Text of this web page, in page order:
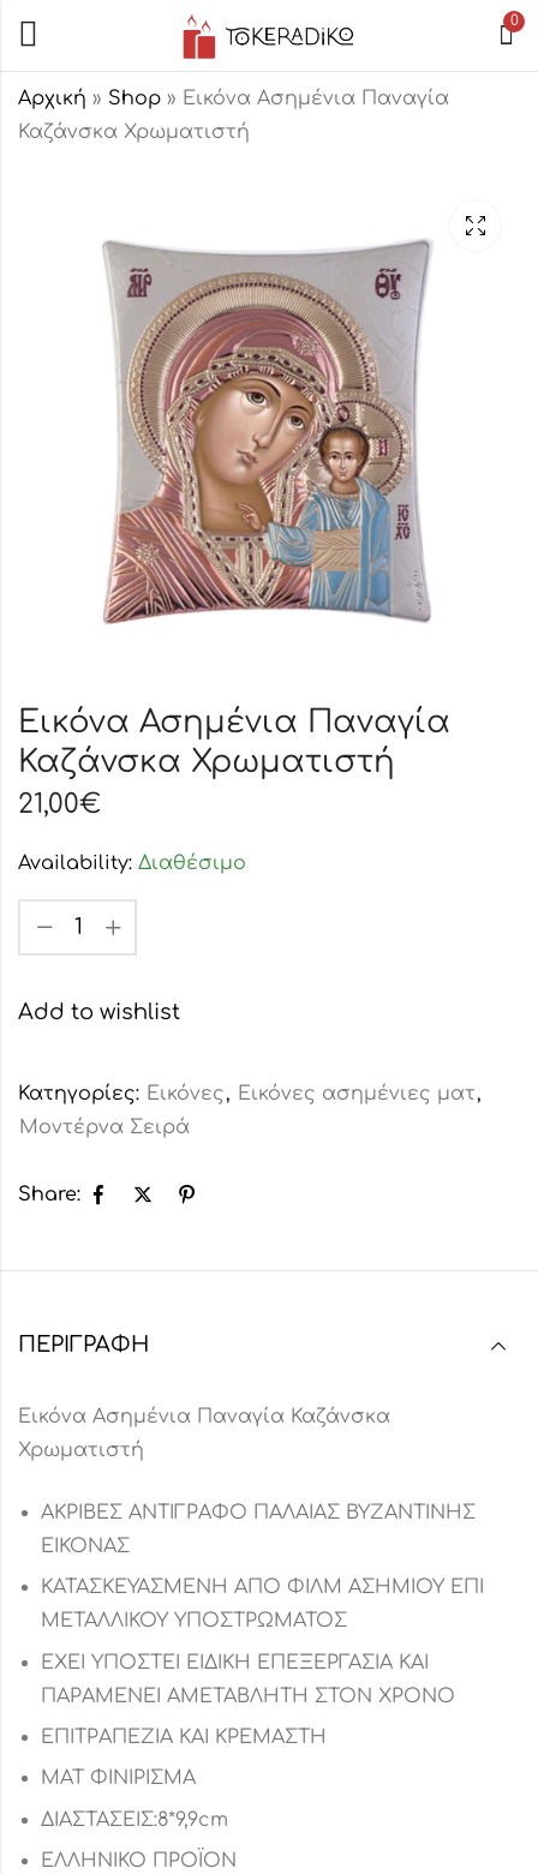
0
Αρχική » Shop » Εικόνα Ασημένια Παναγία
Καζάνσκα Χρωματιστή
34,00€
Χρωματιστή
21,00
Εικόνα Ασημένια Παναγία
Καζάνσκα Χρωματιστή
21,00€
Availability: Διαθέσιμο
Add to wishlist
Κατηγορίες: Εικόνες, Εικόνες ασημένιες ματ,
Μοντέρνα Σειρά
Share:
ΠΕΡΙΓΡΑΦΉ
Εικόνα Ασημένια Παναγία Καζάνσκα
Χρωματιστή
ΑΚΡΙΒΕΣ ΑΝΤΙΓΡΑΦΟ ΠΑΛΑΙΑΣ ΒΥΖΑΝΤΙΝΗΣ
ΕΙΚΟΝΑΣ
ΚΑΤΑΣΚΕΥΑΣΜΕΝΗ ΑΠΟ ΦΙΛΜ ΑΣΗΜΙΟΥ ΕΠΙ
ΜΕΤΑΛΛΙΚΟΥ ΥΠΟΣΤΡΩΜΑΤΟΣ
ΕΧΕΙ ΥΠΟΣΤΕΙ ΕΙΔΙΚΗ ΕΠΕΞΕΡΓΑΣΙΑ ΚΑΙ
ΠΑΡΑΜΕΝΕΙ ΑΜΕΤΑΒΛΗΤΗ ΣΤΟΝ ΧΡΟΝΟ
ΕΠΙΤΡΑΠΕΖΙΑ ΚΑΙ ΚΡΕΜΑΣΤΗ
ΜΑΤ ΦΙΝΙΡΙΣΜΑ
ΔΙΑΣΤΑΣΕΙΣ:8*9,9cm
ΕΛΛΗΝΙΚΟ ΠΡΟΪΟΝ